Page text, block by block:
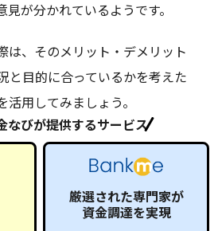
が分かれているようです。
は、そのメリット・デメリット
と目的に合っているかを考えた
用してみましょう。
なびが提供するサービス
厳選された専門家が
資金調達を実現